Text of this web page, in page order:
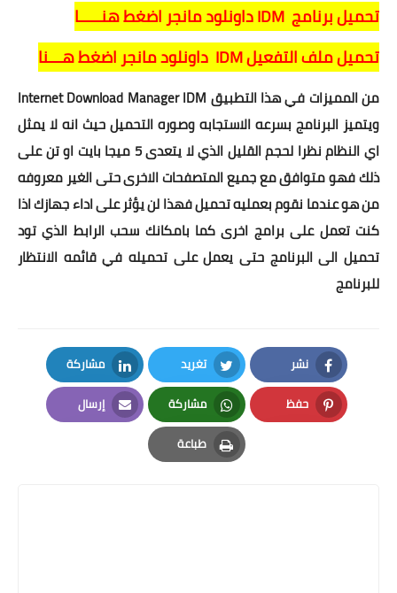
تحميل برنامج IDM داونلود مانجر اضغط هنـــــا
تحميل ملف التفعيل IDM داونلود مانجر اضغط هـــنا
من المميزات في هذا التطبيق Internet Download Manager IDM
ويتميز البرنامج بسرعه الاستجابه وصوره التحميل حيث انه لا يمثل
اي النظام نظرا لحجم القليل الذي لا يتعدى 5 ميجا بايت او تن على
ذلك فهو متوافق مع جميع المتصفحات الاخرى حتى الغير معروفه
من هو عندما نقوم بعمليه تحميل فهذا لن يؤثر على اداء جهازك اذا
كنت تعمل على برامج اخرى كما بامكانك سحب الرابط الذي تود
تحميل الى البرنامج حتى يعمل على تحميله في قائمه الانتظار
للبرنامج
نشر
Facebook
تغريد
Twitter
مشاركة
LinkedIn
حفظ
Pinterest
مشاركة
Whatsapp
إرسال
Email
طباعة
Print